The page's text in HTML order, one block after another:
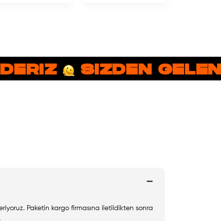
SIZDEN GELEN
Paketin kargo firmasına iletildikten sonra